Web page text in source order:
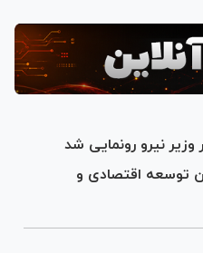
وزیر نیرو رونمایی شد
توسعه اقتصادی و